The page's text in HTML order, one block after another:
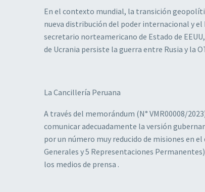
En el contexto mundial, la transición
nueva distribución del poder internacional y
secretario norteamericano de Estado de
de Ucrania persiste la guerra entre Rusia y la
La Cancillería Peruana
A través del memorándum (N° VMR00008/
comunicar adecuadamente la versión
por un número muy reducido de misiones en
Generales y 5 Representaciones
los medios de prensa .